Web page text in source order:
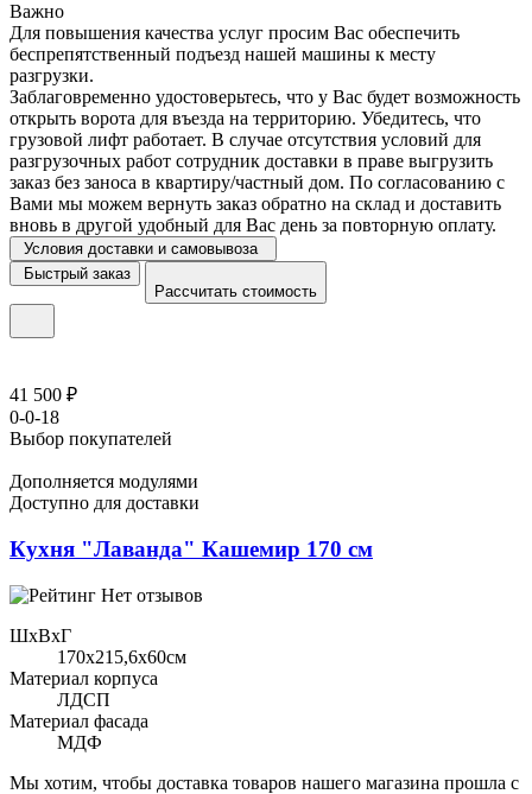
Важно
Для повышения качества услуг просим Вас обеспечить
беспрепятственный подъезд нашей машины к месту
разгрузки.
Заблаговременно удостоверьтесь, что у Вас будет возможность
открыть ворота для въезда на территорию. Убедитесь, что
грузовой лифт работает. В случае отсутствия условий для
разгрузочных работ сотрудник доставки в праве выгрузить
заказ без заноса в квартиру/частный дом. По согласованию с
Вами мы можем вернуть заказ обратно на склад и доставить
вновь в другой удобный для Вас день за повторную оплату.
Условия доставки и самовывоза
Быстрый заказ
Рассчитать стоимость
41 500 ₽
0-0-18
Выбор покупателей
Дополняется модулями
Доступно для доставки
Кухня "Лаванда" Кашемир 170 см
Нет отзывов
ШхВхГ
170x215,6х60см
Материал корпуса
ЛДСП
Материал фасада
МДФ
Мы хотим, чтобы доставка товаров нашего магазина прошла с